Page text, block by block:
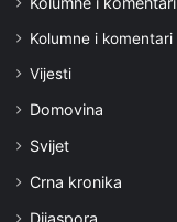
Kolumne i komentari
Vijesti
Domovina
Svijet
Crna kronika